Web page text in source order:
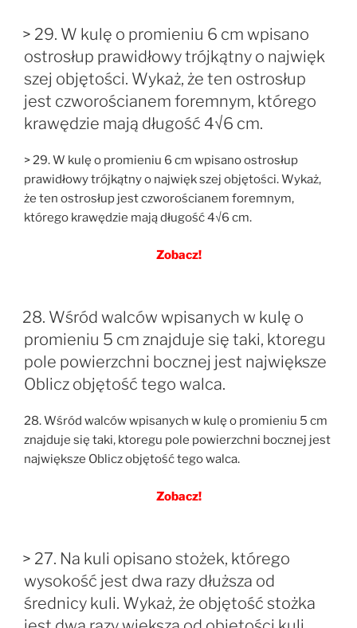
> 29. W kulę o promieniu 6 cm wpisano
ostrosłup prawidłowy trójkątny o najwięk
szej objętości. Wykaż, że ten ostrosłup
jest czworościanem foremnym, którego
krawędzie mają długość 4√6 cm.
> 29. W kulę o promieniu 6 cm wpisano ostrosłup
prawidłowy trójkątny o najwięk szej objętości. Wykaż,
że ten ostrosłup jest czworościanem foremnym,
którego krawędzie mają długość 4√6 cm.
Zobacz!
28. Wśród walców wpisanych w kulę o
promieniu 5 cm znajduje się taki, ktoregu
pole powierzchni bocznej jest największe
Oblicz objętość tego walca.
28. Wśród walców wpisanych w kulę o promieniu 5 cm
znajduje się taki, ktoregu pole powierzchni bocznej jest
największe Oblicz objętość tego walca.
Zobacz!
> 27. Na kuli opisano stożek, którego
wysokość jest dwa razy dłuższa od
średnicy kuli. Wykaż, że objętość stożka